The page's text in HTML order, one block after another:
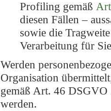
Profiling gemäß
diesen Fällen –
sowie die
Verarbeitung für
Werden
Organisation
gemäß Art. 46
werden.